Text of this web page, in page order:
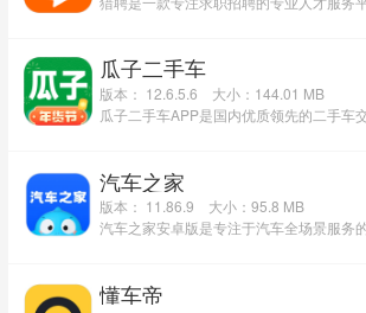
瓜子二手车
版本： 12.6.5.6
大小：144.01 MB
汽车之家
版本： 11.86.9
大小：95.8 MB
懂车帝